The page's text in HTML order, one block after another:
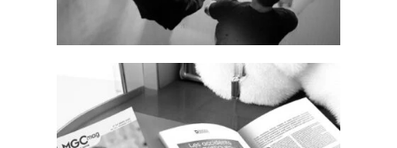
GERGONNE – Livre d’entreprise